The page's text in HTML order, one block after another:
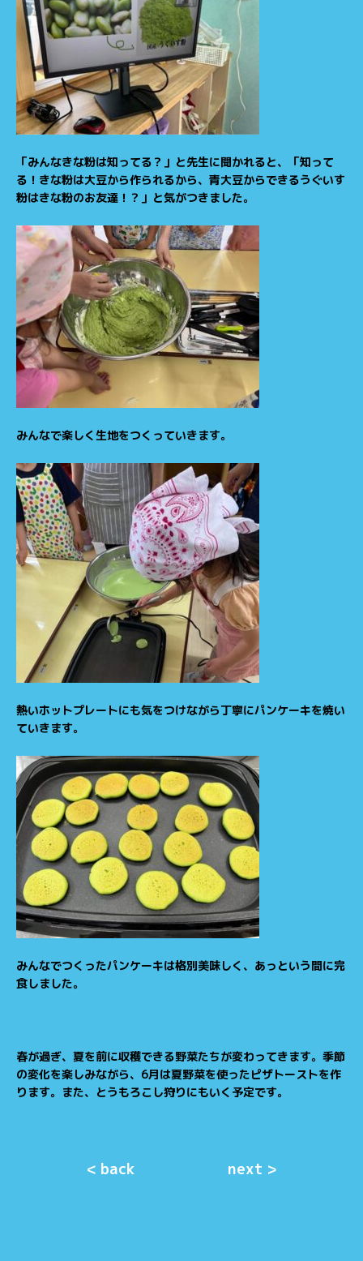
「みんなきな粉は知ってる？」と先生に聞かれると、「知って
る！きな粉は大豆から作られるから、青大豆からできるうぐいす
粉はきな粉のお友達！？」と気がつきました。
みんなで楽しく生地をつくっていきます。
熱いホットプレートにも気をつけながら丁寧にパンケーキを焼い
ていきます。
みんなでつくったパンケーキは格別美味しく、あっという間に完
食しました。
春が過ぎ、夏を前に収穫できる野菜たちが変わってきます。季節
の変化を楽しみながら、6月は夏野菜を使ったピザトーストを作
ります。また、とうもろこし狩りにもいく予定です。
< back next >